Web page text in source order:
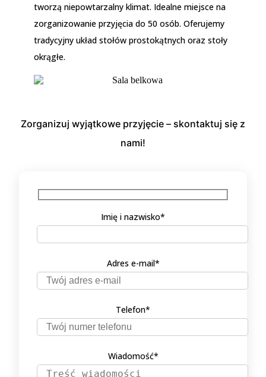
tworzą niepowtarzalny klimat. Idealne miejsce na
zorganizowanie przyjęcia do 50 osób. Oferujemy
tradycyjny układ stołów prostokątnych oraz stoły
okrągłe.
Zorganizuj wyjątkowe przyjęcie – skontaktuj się z
nami!
Imię i nazwisko*
Adres e-mail*
Telefon*
Wiadomość*